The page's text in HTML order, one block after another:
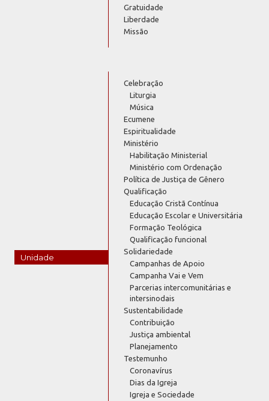
Gratuidade
Liberdade
Missão
Unidade
Celebração
Liturgia
Música
Ecumene
Espiritualidade
Ministério
Habilitação Ministerial
Ministério com Ordenação
Política de Justiça de Gênero
Qualificação
Educação Cristã Contínua
Educação Escolar e Universitária
Formação Teológica
Qualificação funcional
Solidariedade
Campanhas de Apoio
Campanha Vai e Vem
Parcerias intercomunitárias e
intersinodais
Sustentabilidade
Contribuição
Justiça ambiental
Planejamento
Testemunho
Coronavírus
Dias da Igreja
Igreja e Sociedade